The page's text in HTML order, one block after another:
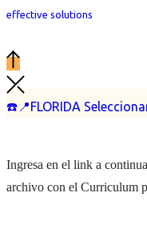
☎️📍FLORIDA
effective solutions
Ingresa en el link a
archivo con el Curriculum